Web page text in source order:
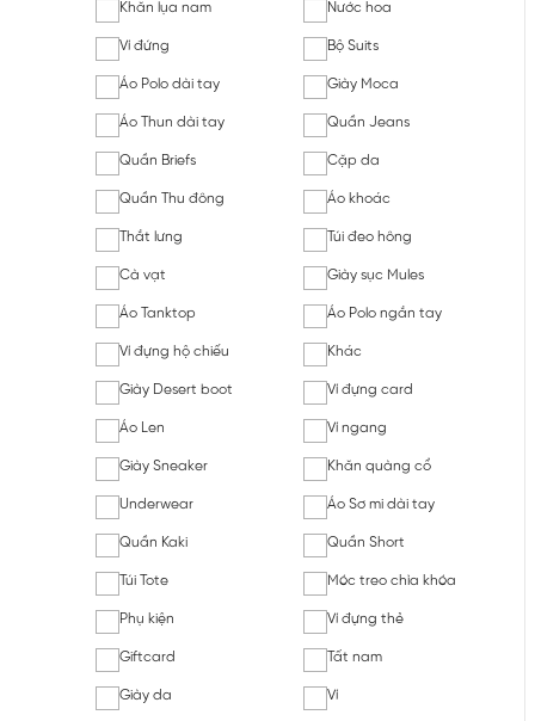
Khăn lụa nam Nước hoa
Ví đứng Bộ Suits
Áo Polo dài tay Giày Moca
Áo Thun dài tay Quần Jeans
Quần Briefs Cặp da
Quần Thu đông Áo khoác
Thắt lưng Túi đeo hông
Cà vạt Giày sục Mules
Áo Tanktop Áo Polo ngắn tay
Ví đựng hộ chiếu Khác
Giày Desert boot Ví đựng card
Áo Len Ví ngang
Giày Sneaker Khăn quàng cổ
Underwear Áo Sơ mi dài tay
Quần Kaki Quần Short
Túi Tote Móc treo chìa khóa
Phụ kiện Ví đựng thẻ
Giftcard Tất nam
Giày da Ví